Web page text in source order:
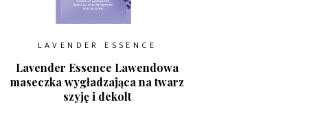
LAVENDER ESSENCE
Lavender Essence Lawendowa
maseczka wygładzająca na twarz
szyję i dekolt